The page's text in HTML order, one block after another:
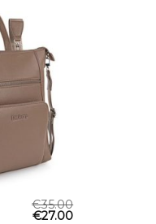
€35.00
€27.00